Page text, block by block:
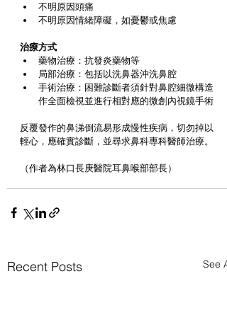
不明原因頭痛
不明原因情緒障礙，如憂鬱或焦慮
治療方式
藥物治療：抗發炎藥物等
局部治療：包括以洗鼻器沖洗鼻腔
手術治療：困難診斷者須針對鼻腔細微構造
作全面檢視並進行相對應的微創內視鏡手術
反覆發作的鼻涕倒流易形成慢性疾病，切勿掉以
輕心，應確實診斷，並尋求鼻科專科醫師治療。
（作者為林口長庚醫院耳鼻喉部部長）
Recent Posts See All